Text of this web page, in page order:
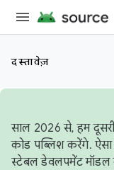
दस्तावेज़
साल 2026 से, हम
कोड पब्लिश करेंगे. ऐसा
स्टेबल डेवलपमेंट